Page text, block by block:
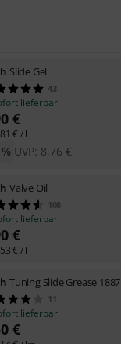
Slide Gel
43
lieferbar
€
€ / l
UVP: 8,76 €
Valve Oil
108
lieferbar
€
€ / l
Tuning Slide Grease 1887
11
lieferbar
€